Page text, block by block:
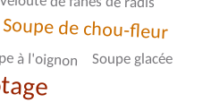
Soupe de chou-fleur
à l'oignon Soupe glacée